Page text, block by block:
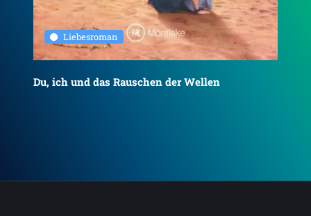
Liebesroman
Du, ich und das Rauschen der Wellen